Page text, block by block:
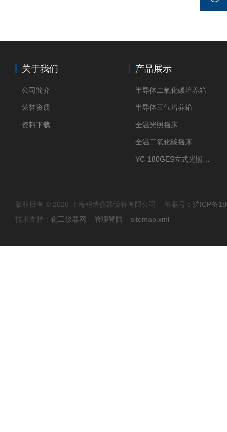
关于我们
公司简介
荣誉资质
资料下载
产品展示
半导体二氧化碳培养箱
半导体三气培养箱
全温光照摇床
全温二氧化碳摇床
版权所有 © 2026 上海程造仪器设备有限公司 备案号： 沪ICP备
技术支持： 化工仪器网 管理登陆 sitemap.xml